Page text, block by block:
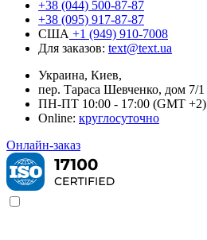
+38 (044) 500-87-87
+38 (095) 917-87-87
США +1 (949) 910-7008
Для заказов: text@text.ua
Украина, Киев,
пер. Тараса Шевченко, дом 7/1
ПН-ПТ 10:00 - 17:00 (GMT +2)
Online: круглосуточно
Онлайн-заказ